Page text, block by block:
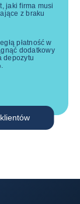
jaki firma musi
z braku
płatność w
dodatkowy
depozytu